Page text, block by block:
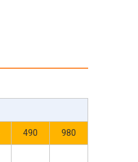
490 980